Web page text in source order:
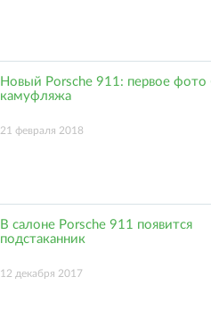
Новый Porsche 911: первое фото
камуфляжа
21 февраля 2018
В салоне Porsche 911 появится
подстаканник
12 декабря 2017